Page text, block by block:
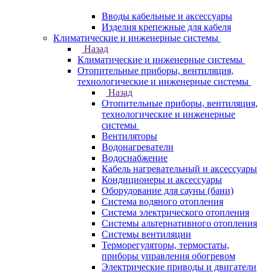
Вводы кабельные и аксессуары
Изделия крепежные для кабеля
Климатические и инженерные системы
Назад
Климатические и инженерные системы
Отопительные приборы, вентиляция,
технологические и инженерные системы
Назад
Отопительные приборы, вентиляция,
технологические и инженерные
системы
Вентиляторы
Водонагреватели
Водоснабжение
Кабель нагревательный и аксессуары
Кондиционеры и аксессуары
Оборудование для сауны (бани)
Система водяного отопления
Система электрического отопления
Системы альтернативного отопления
Системы вентиляции
Терморегуляторы, термостаты,
приборы управления обогревом
Электрические приводы и двигатели